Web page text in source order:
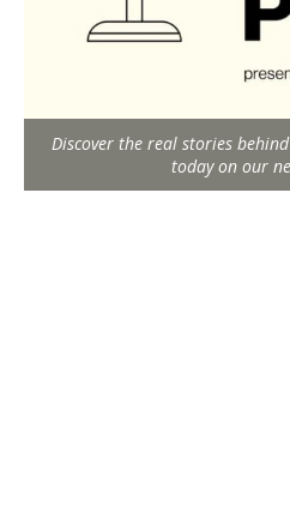
Discover the real stories
today on our